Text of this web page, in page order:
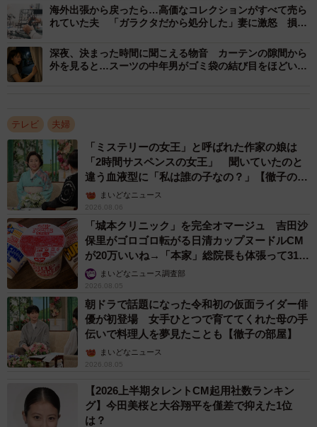
海外出張から戻ったら…高価なコレクションがすべて売ら
れていた夫 「ガラクタだから処分した」妻に激怒 損害
深夜、決まった時間に聞こえる物音 カーテンの隙間から
外を見ると…スーツの中年男がゴミ袋の結び目をほどいて
テレビ 夫婦
「ミステリーの女王」と呼ばれた作家の娘は
「2時間サスペンスの女王」 聞いていたのと
違う血液型に「私は誰の子なの？」【徹子の部
屋】まいどなニュース
2026.08.06
「城本クリニック」を完全オマージュ 吉田沙
保里がゴロゴロ転がる日清カップヌードルCM
が20万いいね→「本家」総院長も体張って31万
いいねまいどなニュース調査部
2026.08.05
朝ドラで話題になった令和初の仮面ライダー俳
優が初登場 女手ひとつで育ててくれた母の手
伝いで料理人を夢見たことも【徹子の部屋】
まいどなニュース
2026.08.05
【2026上半期タレントCM起用社数ランキン
グ】今田美桜と大谷翔平を僅差で抑えた1位
は？